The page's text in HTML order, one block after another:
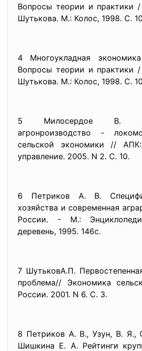
Вопросы теории и практики
Шутькова. М.: Колос, 1998. С.
4 Многоукладная
Вопросы теории и практики
Шутькова. М.: Колос, 1998. С.
5 Милосердое В.
агронроизводство -
сельской экономики //
управление. 2005. N 2. С. 10.
6 Петриков А. В.
хозяйства и современная
России. - М.:
деревень, 1995. 146с.
7 ШутьковА.П.
проблема// Экономика
России. 2001. N 6. С. 3.
8 Петриков А. В., Узун, В. Я.,
Шишкина Е. А. Рейтинги